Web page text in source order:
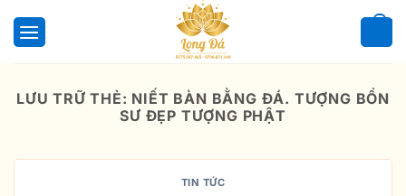
qua
LƯU TRỮ THẺ: NIẾT BÀN BẰNG ĐÁ. TƯỢNG BỔN
SƯ ĐẸP TƯỢNG PHẬT
TIN TỨC